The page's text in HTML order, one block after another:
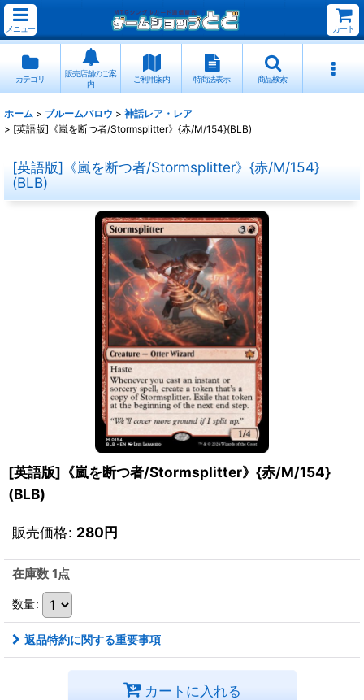
メニュー カート
カテゴリ
販売店舗のご案
内
ご利用案内 特商法表示 商品検索
ホーム > ブルームバロウ > 神話レア・レア
> [英語版]《嵐を断つ者/Stormsplitter》{赤/M/154}(BLB)
[英語版]《嵐を断つ者/Stormsplitter》{赤/M/154}
(BLB)
[英語版]《嵐を断つ者/Stormsplitter》{赤/M/154}
(BLB)
販売価格: 280円
在庫数 1点
数量:
返品特約に関する重要事項
カートに入れる